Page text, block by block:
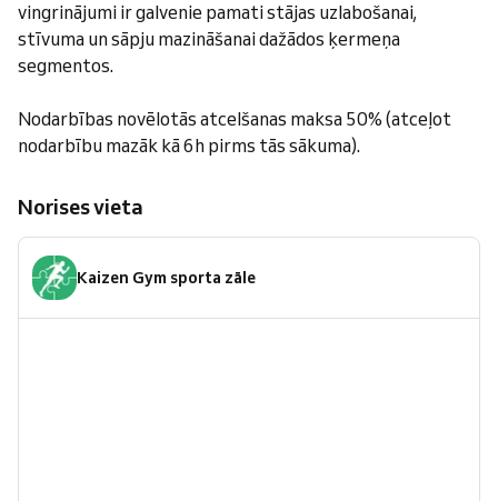
vingrinājumi ir galvenie pamati stājas uzlabošanai,
stīvuma un sāpju mazināšanai dažādos ķermeņa
segmentos.
Nodarbības novēlotās atcelšanas maksa 50% (atceļot
nodarbību mazāk kā 6h pirms tās sākuma).
Norises vieta
Kaizen Gym sporta zāle